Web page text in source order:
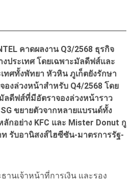
คาดผลงาน Q3/2568 ธุรกิจ
ประเทศ โดยเฉพาะมัลดีฟส์และ
ทศทั้งพัทยา หัวหิน ภูเก็ตยังรักษา
องล่วงหน้าสำหรับ Q4/2568 โดย
ลดีฟส์ที่มีอัตราจองล่วงหน้าราว
ขยายตัวจากหลายแบรนด์ทั้ง
กอย่าง KFC และ Mister Donut กู
ท รับอานิสงส์ไฮซีซัน-มาตรการรัฐ-
านเจ้าหน้าที่การเงิน และรอง